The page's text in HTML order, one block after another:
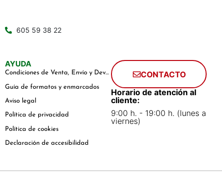
605 59 38 22
AYUDA
Condiciones de Venta, Envío y Devoluciones
Guía de formatos y enmarcados
Aviso legal
Política de privacidad
Política de cookies
Declaración de accesibilidad
CONTACTO
Horario de atención al
cliente:
9:00 h. - 19:00 h. (lunes a
viernes)